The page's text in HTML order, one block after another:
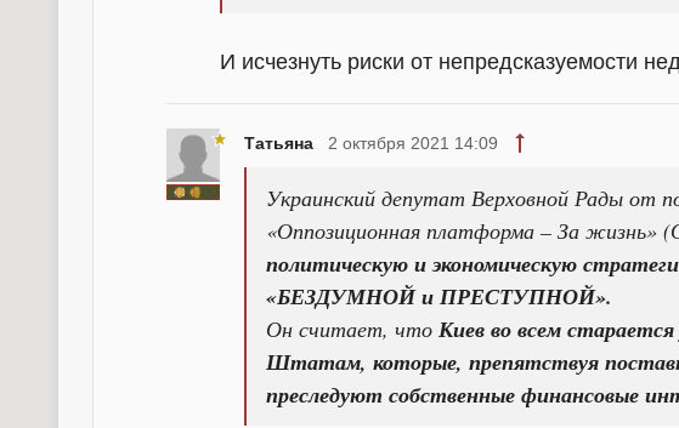
И исчезнуть риски от непредсказуемости
Татьяна 2 октября 2021 14:09
Украинский депутат Верховной Рады от
«Оппозиционная платформа – За жизнь»
политическую и экономическую
«БЕЗДУМНОЙ и ПРЕСТУПНОЙ».
Он считает, что Киев во всем
Штатам, которые, препятствуя
преследуют собственные финансовые